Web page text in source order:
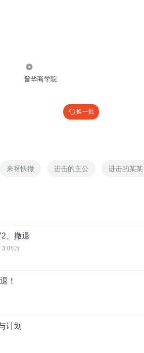
普华商学院
换一批
来呀快撤 进击的主公 进击的某某
、撤退
3.06万
！
计划